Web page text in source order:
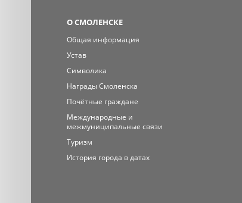
О СМОЛЕНСКЕ
Общая информация
Устав
Символика
Награды Смоленска
Почётные граждане
Международные и
межмуниципальные связи
Туризм
История города в датах